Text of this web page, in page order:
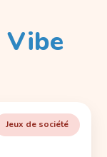
Vibe
Jeux de société